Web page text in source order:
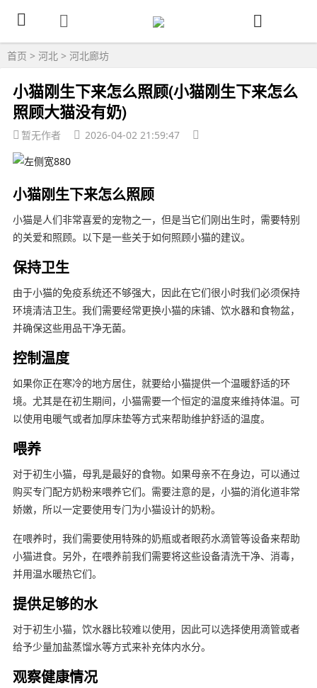
首页 > 河北 > 河北廊坊
小猫刚生下来怎么照顾(小猫刚生下来怎么
照顾大猫没有奶)
暂无作者 2026-04-02 21:59:47
小猫刚生下来怎么照顾
小猫是人们非常喜爱的宠物之一，但是当它们刚出生时，需要特别
的关爱和照顾。以下是一些关于如何照顾小猫的建议。
保持卫生
由于小猫的免疫系统还不够强大，因此在它们很小时我们必须保持
环境清洁卫生。我们需要经常更换小猫的床铺、饮水器和食物盆，
并确保这些用品干净无菌。
控制温度
如果你正在寒冷的地方居住，就要给小猫提供一个温暖舒适的环
境。尤其是在初生期间，小猫需要一个恒定的温度来维持体温。可
以使用电暖气或者加厚床垫等方式来帮助维护舒适的温度。
喂养
对于初生小猫，母乳是最好的食物。如果母亲不在身边，可以通过
购买专门配方奶粉来喂养它们。需要注意的是，小猫的消化道非常
娇嫩，所以一定要使用专门为小猫设计的奶粉。
在喂养时，我们需要使用特殊的奶瓶或者眼药水滴管等设备来帮助
小猫进食。另外，在喂养前我们需要将这些设备清洗干净、消毒，
并用温水暖热它们。
提供足够的水
对于初生小猫，饮水器比较难以使用，因此可以选择使用滴管或者
给予少量加盐蒸馏水等方式来补充体内水分。
观察健康情况